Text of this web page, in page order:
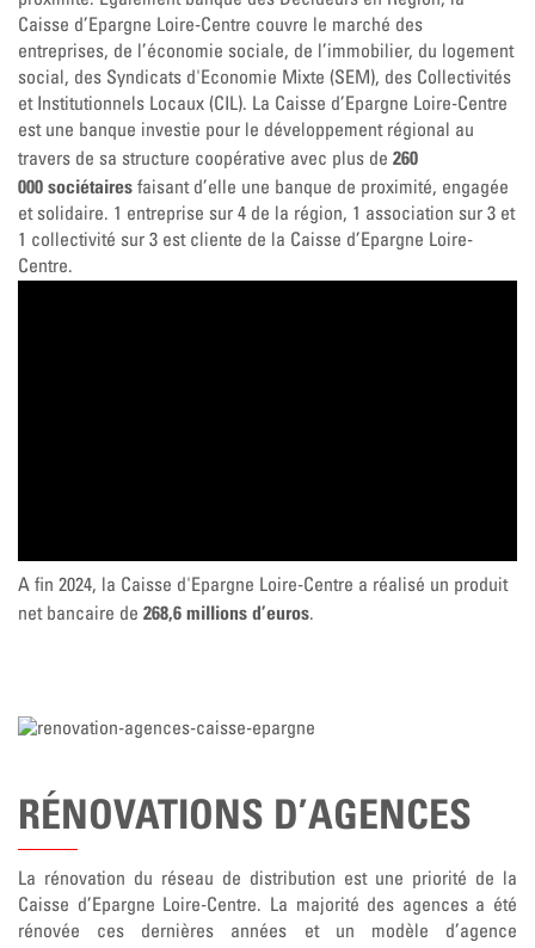
Caisse d’Epargne Loire-Centre couvre le marché des
entreprises, de l’économie sociale, de l’immobilier, du logement
social, des Syndicats d'Economie Mixte (SEM), des Collectivités
et Institutionnels Locaux (CIL). La Caisse d’Epargne Loire-Centre
est une banque investie pour le développement régional au
travers de sa structure coopérative avec plus de 260
000 sociétaires faisant d’elle une banque de proximité, engagée
et solidaire. 1 entreprise sur 4 de la région, 1 association sur 3 et
1 collectivité sur 3 est cliente de la Caisse d’Epargne Loire-
Centre.
A fin 2024, la Caisse d'Epargne Loire-Centre a réalisé un produit
net bancaire de 268,6 millions d’euros.
RÉNOVATIONS D’AGENCES
La rénovation du réseau de distribution est une priorité de la
Caisse d’Epargne Loire-Centre. La majorité des agences a été
rénovée ces dernières années et un modèle d’agence